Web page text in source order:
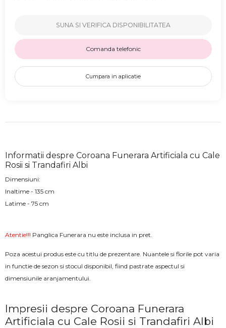
SUNA SI VERIFICA DISPONIBILITATEA
Comanda telefonic
Cumpara in aplicatie
Informatii despre Coroana Funerara Artificiala cu Cale
Rosii si Trandafiri Albi
Dimensiuni:
Inaltime - 135 cm
Latime - 75 cm
Atentie!!! Panglica Funerara nu este inclusa in pret.
Poza acestui produs este cu titlu de prezentare. Nuantele si florile pot varia
in functie de sezon si stocul disponibil, fiind pastrate aspectul si
dimensiunile aranjamentului.
Impresii despre Coroana Funerara
Artificiala cu Cale Rosii si Trandafiri Albi